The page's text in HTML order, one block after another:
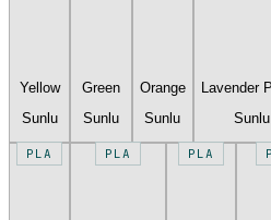
Yellow
Sunlu
Green
Sunlu
Orange
Sunlu
Lavender
Sunlu
PLA PLA PLA